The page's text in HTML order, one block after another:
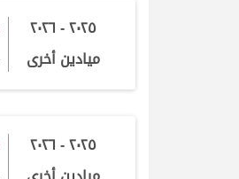
٢٠٢٥ - ٢٠٢٦
ميادين أخرى
٢٠٢٥ - ٢٠٢٦